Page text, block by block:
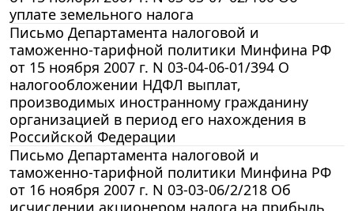
уплате земельного налога
Письмо Департамента налоговой и
таможенно-тарифной политики Минфина РФ
от 15 ноября 2007 г. N 03-04-06-01/394 О
налогообложении НДФЛ выплат,
производимых иностранному гражданину
организацией в период его нахождения в
Российской Федерации
Письмо Департамента налоговой и
таможенно-тарифной политики Минфина РФ
от 16 ноября 2007 г. N 03-03-06/2/218 Об
исчислении акционером налога на прибыль